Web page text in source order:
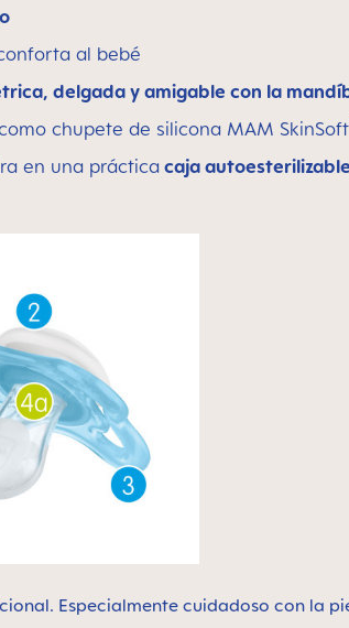
al bebé
delgada y amigable con la
chupete de silicona MAM SkinSoft
en una práctica caja autoesterilizable
Especialmente cuidadoso con la